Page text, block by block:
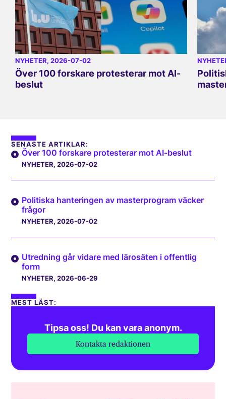
NYHETER, 2026-07-02
Över 100 forskare protesterar mot AI-
beslut
SENASTE ARTIKLAR:
Över 100 forskare protesterar mot AI-beslut
NYHETER, 2026-07-02
Politiska hanteringen av masterprogram väcker
frågor
NYHETER, 2026-07-02
Utredning går vidare med lärosäten i offentlig
form
NYHETER, 2026-06-29
MEST LÄST:
Tipsa oss! Du kan vara anonym.
Kontakta redaktionen